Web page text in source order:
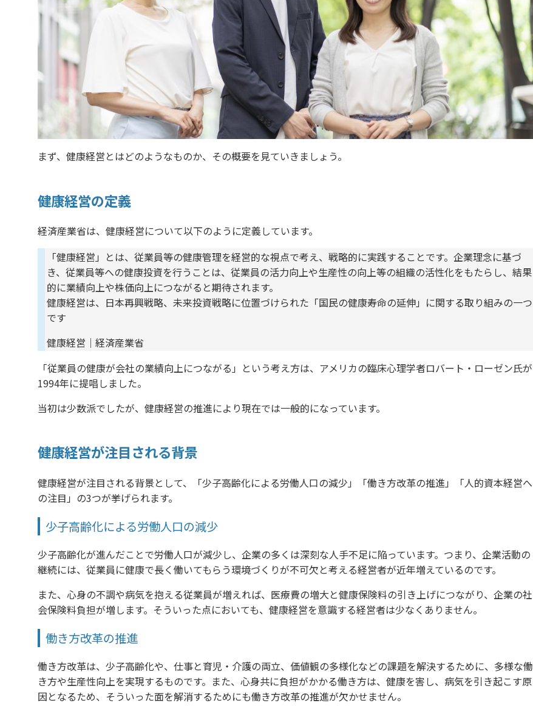
まず、健康経営とはどのようなものか、その概要を見ていきましょう。
健康経営の定義
経済産業省は、健康経営について以下のように定義しています。
「健康経営」とは、従業員等の健康管理を経営的な視点で考え、戦略的に実践することです。企業理念に基づ
き、従業員等への健康投資を行うことは、従業員の活力向上や生産性の向上等の組織の活性化をもたらし、結果
的に業績向上や株価向上につながると期待されます。
健康経営は、日本再興戦略、未来投資戦略に位置づけられた「国民の健康寿命の延伸」に関する取り組みの一つ
です
健康経営 ｜経済産業省
「従業員の健康が会社の業績向上につながる」という考え方は、アメリカの臨床心理学者ロバート・ローゼン氏が
1994年に提唱しました。
当初は少数派でしたが、健康経営の推進により現在では一般的になっています。
健康経営が注目される背景
健康経営が注目される背景として、「少子高齢化による労働人口の減少」「働き方改革の推進」「人的資本経営へ
の注目」の3つが挙げられます。
少子高齢化による労働人口の減少
少子高齢化が進んだことで労働人口が減少し、企業の多くは深刻な人手不足に陥っています。つまり、企業活動の
継続には、従業員に健康で長く働いてもらう環境づくりが不可欠と考える経営者が近年増えているのです。
また、心身の不調や病気を抱える従業員が増えれば、医療費の増大と健康保険料の引き上げにつながり、企業の社
会保険料負担が増します。そういった点においても、健康経営を意識する経営者は少なくありません。
働き方改革の推進
働き方改革は、少子高齢化や、仕事と育児・介護の両立、価値観の多様化などの課題を解決するために、多様な働
き方や生産性向上を実現するものです。また、心身共に負担がかかる働き方は、健康を害し、病気を引き起こす原
因となるため、そういった面を解消するためにも働き方改革の推進が欠かせません。